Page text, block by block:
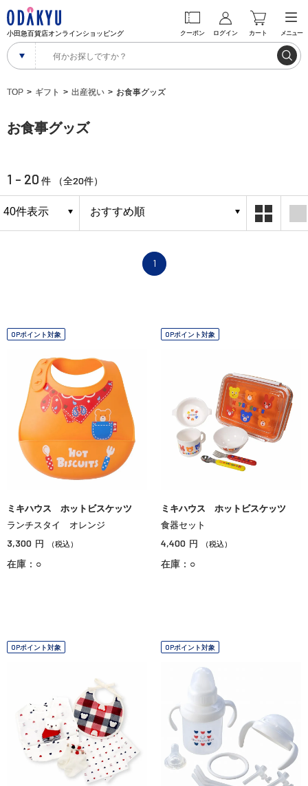
小田急百貨店オンラインショッピング クーポン ログイン カート メニュー
TOP ギフト 出産祝い お食事グッズ
お食事グッズ
1 - 20 件 （全20件）
1
OPポイント対象
ミキハウス ホットビスケッツ
ランチスタイ オレンジ
3,300 円 （税込）
在庫：○
OPポイント対象
ミキハウス ホットビスケッツ
食器セット
4,400 円 （税込）
在庫：○
OPポイント対象 OPポイント対象